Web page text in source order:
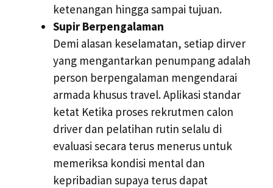
ketenangan hingga sampai tujuan.
Supir Berpengalaman
Demi alasan keselamatan, setiap dirver
yang mengantarkan penumpang adalah
person berpengalaman mengendarai
armada khusus travel. Aplikasi standar
ketat Ketika proses rekrutmen calon
driver dan pelatihan rutin selalu di
evaluasi secara terus menerus untuk
memeriksa kondisi mental dan
kepribadian supaya terus dapat